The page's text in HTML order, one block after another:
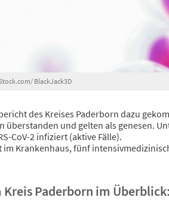
BlackJack3D
des Kreises Paderborn dazu
überstanden und gelten als genesen.
CoV-2 infiziert (aktive Fälle).
im Krankenhaus, fünf
Kreis Paderborn im